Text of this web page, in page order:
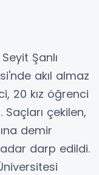
Şanlı
akıl almaz
20 kız öğrenci
çekilen,
demir
darp edildi.